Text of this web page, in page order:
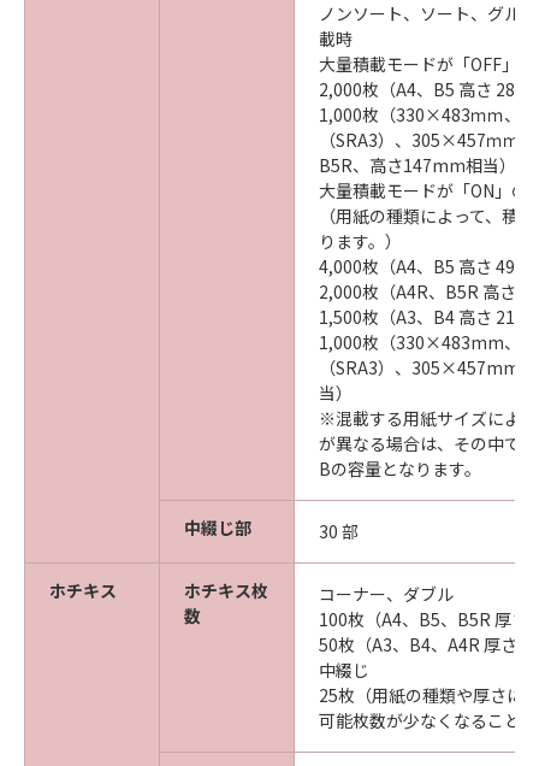
ノンソート、ソート、グル
載時
大量積載モードが「OFF」
2,000枚（A4、B5 高さ
1,000枚（330×483ｍｍ、
（SRA3）、305×457ｍｍ
B5R、高さ147mm相当）
大量積載モードが「ON」の
（用紙の種類によって、積
ります。）
4,000枚（A4、B5 高さ
2,000枚（A4R、B5R 高さ
1,500枚（A3、B4 高さ
1,000枚（330×483mm、
（SRA3）、305×457mm
当）
※混載する用紙サイズによ
が異なる場合は、その中で
Bの容量となります。
中綴じ部 30 部
ホチキス
ホチキス枚
数
コーナー、ダブル
100枚（A4、B5、B5R 厚さ
50枚（A3、B4、A4R 厚さ
中綴じ
25枚（用紙の種類や厚さに
可能枚数が少なくなること